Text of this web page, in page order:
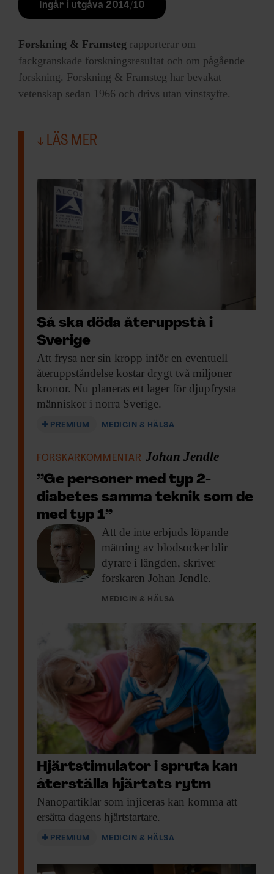
Ingår i utgåva 2014/10
Forskning & Framsteg rapporterar om
fackgranskade forskningsresultat och om pågående
forskning. Forskning & Framsteg har bevakat
vetenskap sedan 1966 och drivs utan vinstsyfte.
LÄS MER
Så ska döda återuppstå i
Sverige
Att frysa ner sin kropp inför en eventuell
återuppståndelse kostar drygt två miljoner
kronor. Nu planeras ett lager för djupfrysta
människor i norra Sverige.
PREMIUM MEDICIN & HÄLSA
FORSKARKOMMENTAR Johan Jendle
”Ge personer med typ 2-
diabetes samma teknik som de
med typ 1”
Att de inte erbjuds löpande
mätning av blodsocker blir
dyrare i längden, skriver
forskaren Johan Jendle.
MEDICIN & HÄLSA
Hjärtstimulator i spruta kan
återställa hjärtats rytm
Nanopartiklar som injiceras kan komma att
ersätta dagens hjärtstartare.
PREMIUM MEDICIN & HÄLSA